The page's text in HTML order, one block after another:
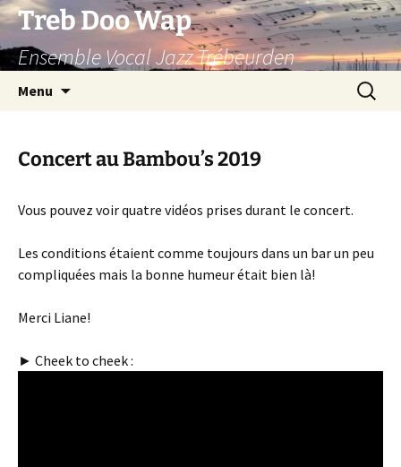
Aller
contenu
Treb Doo Wap
Ensemble Vocal Jazz Trébeurden
Menu
Concert au Bambou’s 2019
Vous pouvez voir quatre vidéos prises durant le concert.
Les conditions étaient comme toujours dans un bar un peu
compliquées mais la bonne humeur était bien là!
Merci Liane!
► Cheek to cheek :